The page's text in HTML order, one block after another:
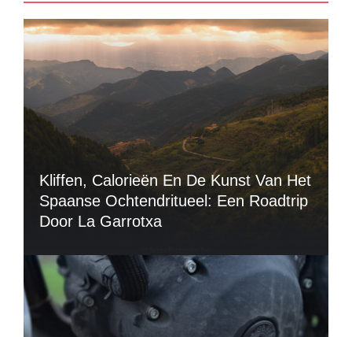
Kliffen, Calorieën En De Kunst Van Het
Spaanse Ochtendritueel: Een Roadtrip
Door La Garrotxa